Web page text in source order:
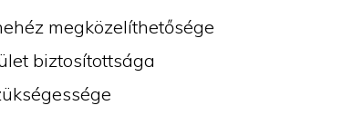
megközelíthetősége
biztosítottsága